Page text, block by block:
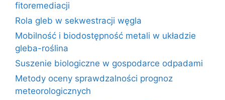
fitoremediacji
Rola gleb w sekwestracji węgla
Mobilność i biodostępność metali w układzie
gleba-roślina
Suszenie biologiczne w gospodarce odpadami
Metody oceny sprawdzalności prognoz
meteorologicznych